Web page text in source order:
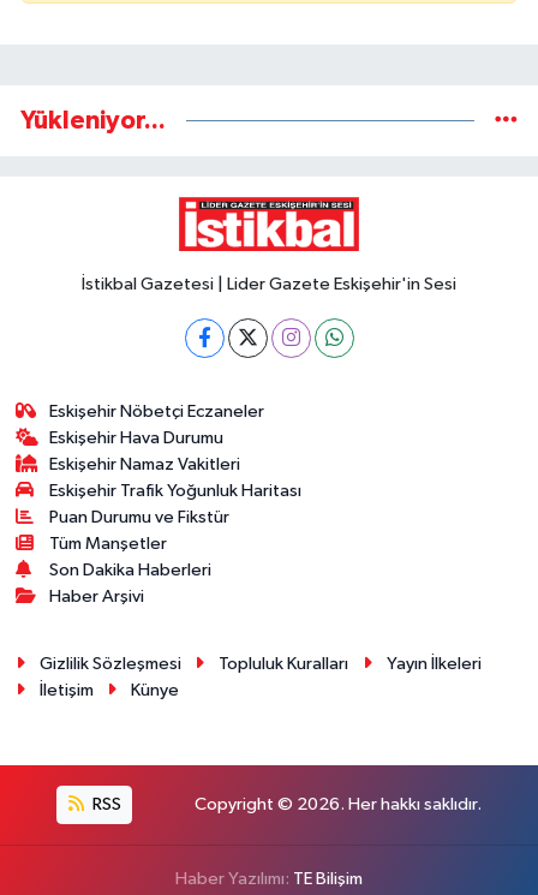
Yükleniyor...
İstikbal Gazetesi | Lider Gazete Eskişehir'in Sesi
Eskişehir Nöbetçi Eczaneler
Eskişehir Hava Durumu
Eskişehir Namaz Vakitleri
Eskişehir Trafik Yoğunluk Haritası
Puan Durumu ve Fikstür
Tüm Manşetler
Son Dakika Haberleri
Haber Arşivi
Gizlilik Sözleşmesi Topluluk Kuralları
Yayın İlkeleri
İletişim
Künye
RSS Copyright © 2026. Her hakkı saklıdır.
Haber Yazılımı: TE Bilişim